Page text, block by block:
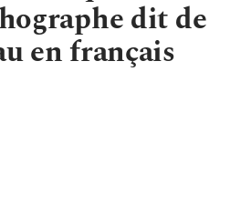
dit de
en français